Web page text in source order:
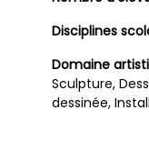
Disciplines
Domaine
Sculpture,
dessinée,